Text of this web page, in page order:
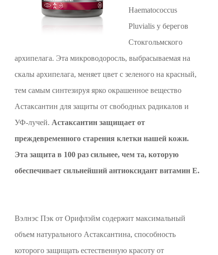
Haematococcus
Pluvialis у берегов
Стокгольмского
архипелага. Эта микроводоросль, выбрасываемая на
скалы архипелага, меняет цвет с зеленого на красный,
тем самым синтезируя ярко окрашенное вещество
Астаксантин для защиты от свободных радикалов и
УФ-лучей. Астаксантин защищает от
преждевременного старения клетки нашей кожи.
Эта защита в 100 раз сильнее, чем та, которую
обеспечивает сильнейший антиоксидант витамин Е.
Вэлнэс Пэк от Орифлэйм содержит максимальный
объем натурального Астаксантина, способность
которого защищать естественную красоту от